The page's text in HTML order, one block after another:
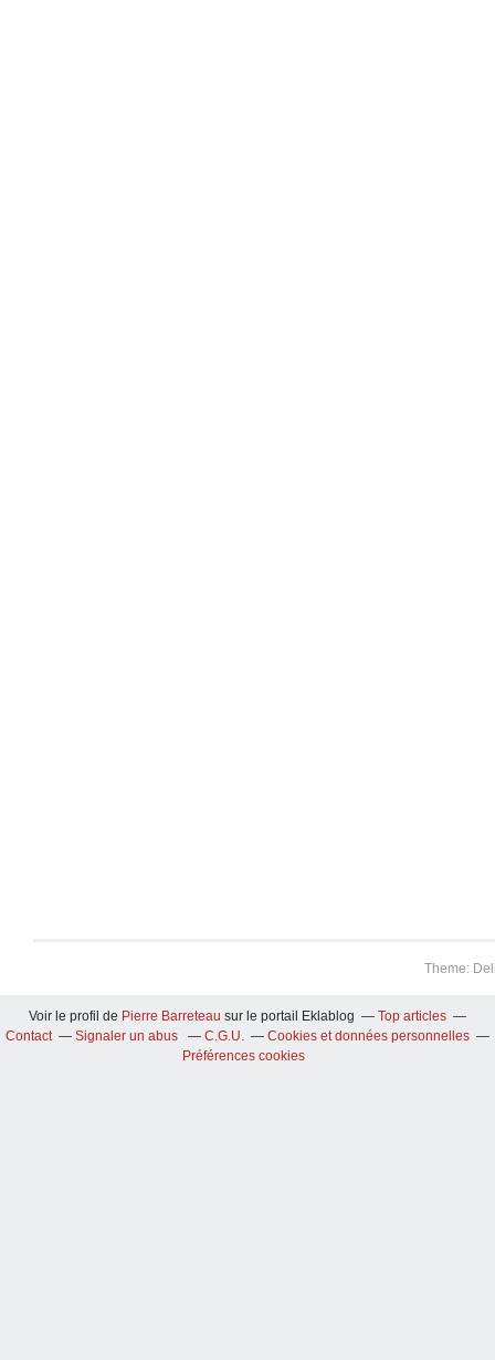
Theme:
Voir le profil de Pierre Barreteau sur le portail Eklablog
Top articles
Contact
Signaler un abus C.G.U.
Cookies et données personnelles
Préférences cookies